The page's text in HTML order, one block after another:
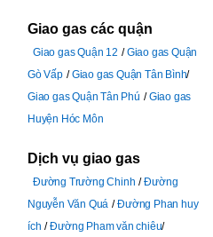
Giao gas các quận
Giao gas Quận 12
Giao gas Quận
Gò Vấp
Giao gas Quận Tân Bình
Giao gas Quận Tân Phú
Giao gas
Huyện Hóc Môn
Dịch vụ giao gas
Đường Trường Chinh
Đường
Nguyễn Văn Quá
Đường Phan huy
ích
Đường Pham văn chiêu